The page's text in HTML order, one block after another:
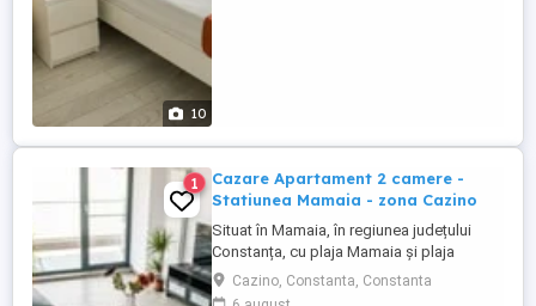
10
1
Cazare Apartament 2 camere -
Statiunea Mamaia - zona Cazino
Situat în Mamaia, în regiunea județului
Constanța, cu plaja Mamaia și plaja
Myrtos în apropiere, Diamond View
Apartments oferă cazare cu parcare
Cazino, Constanta, Constanta